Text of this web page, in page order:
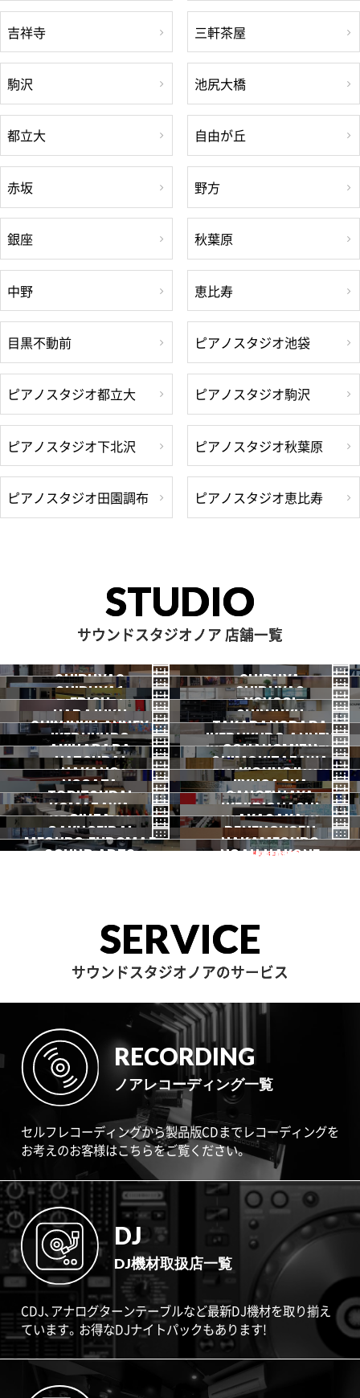
吉祥寺 三軒茶屋
駒沢 池尻大橋
都立大 自由が丘
赤坂 野方
銀座 秋葉原
中野 恵比寿
目黒不動前 ピアノスタジオ池袋
ピアノスタジオ都立大 ピアノスタジオ駒沢
ピアノスタジオ下北沢 ピアノスタジオ秋葉原
ピアノスタジオ田園調布 ピアノスタジオ恵比寿
STUDIO
サウンドスタジオノア 店舗一覧
SHIBUYA3
渋谷3号
2026.07 OPEN
SHIBUYA
渋谷本店
SHIBUYA1
渋谷1号
SHIBUYA2
渋谷2号
EBISU
恵比寿
YOYOGI
代々木
HARAJUKU
原宿
SHINJUKU
新宿
SHINJUKU ANNEX
新宿ANNEX
TAKADANOBABA
高田馬場
IKEBUKURO
池袋
IKEBUKURO ANNEX
池袋ANNEX
AKIHABARA
秋葉原
OCHANOMIZU
御茶ノ水
HATSUDAI
初台
SHIMOKITAZAWA
下北沢
NAKANO
中野
KICHIJOJI
吉祥寺
NOGATA
野方
JIYUGAOKA
自由が丘
TORITSUDAI
都立大
SANGENJAYA
三軒茶屋
KOMAZAWA
駒沢
IKEJIRIOHASHI
池尻大橋
一時閉店中
GINZA
銀座
AKASAKA
赤坂
GAKUGEIDAI
学芸大
DENENCHOFU
田園調布
MEGURO FUDOMAE NAKAMEGURO
SOUND ARTS NOAH HAKONE
SERVICE
サウンドスタジオノアのサービス
RECORDING
ノアレコーディング一覧
セルフレコーディングから製品版CDまでレコーディングを
お考えのお客様はこちらをご覧ください。
DJ
DJ機材取扱店一覧
CDJ、アナログターンテーブルなど最新DJ機材を取り揃え
ています。お得なDJナイトパックもあります!